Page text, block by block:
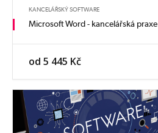
KANCELÁŘSKÝ SOFTWARE
Microsoft Word - kancelářská praxe
od 5 445 Kč